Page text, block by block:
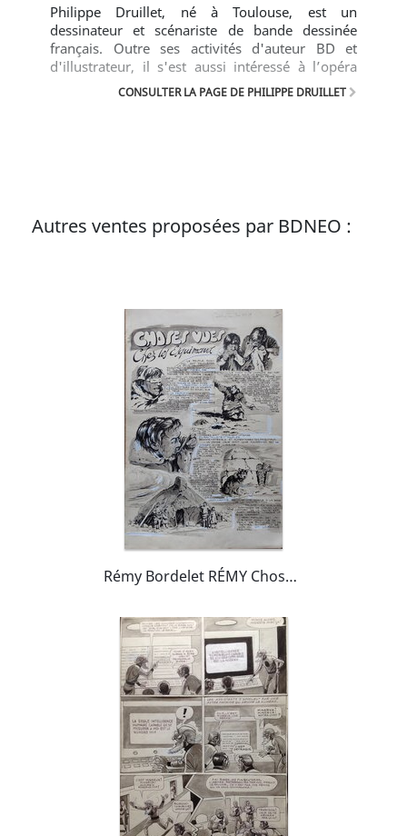
Philippe Druillet, né à Toulouse, est un
dessinateur et scénariste de bande dessinée
français. Outre ses activités d'auteur BD et
d'illustrateur, il s'est aussi intéressé à l’opéra
rock, la peinture, la sculpture, l'architecture et
CONSULTER LA PAGE DE PHILIPPE DRUILLET
Autres ventes proposées par BDNEO :
Rémy Bordelet RÉMY Choses Vues esquimaux pêche igloo chien loup pana ... , Planche originale lavis 53 Big Bill 78 Atelier Chott